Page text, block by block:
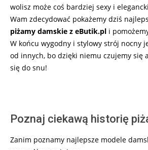
wolisz może coś bardziej sexy i
Wam zdecydować pokażemy dziś
piżamy damskie z eButik.pl i
W końcu wygodny i stylowy strój nocny
od innych, bo dzięki niemu czujemy się
się do snu!
Poznaj ciekawą historię
Zanim poznamy najlepsze modele